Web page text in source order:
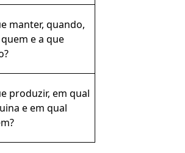
manter, quando,
e a que
produzir, em qual
e em qual